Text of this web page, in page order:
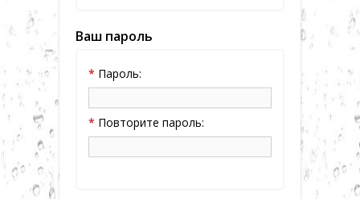
Ваш пароль
* Пароль:
* Повторите пароль: